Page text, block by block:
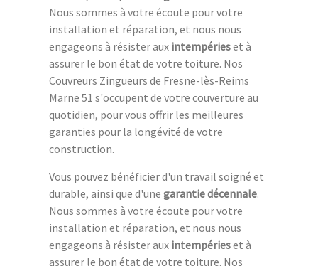
Nous sommes à votre écoute pour votre
installation et réparation, et nous nous
engageons à résister aux intempérieset à
assurer le bon état de votre toiture. Nos
Couvreurs Zingueurs de Fresne-lès-Reims
Marne 51 s'occupent de votre couverture au
quotidien, pour vous offrir les meilleures
garanties pour la longévité de votre
construction.
Vous pouvez bénéficier d'un travail soigné et
durable, ainsi que d'une garantie décennale.
Nous sommes à votre écoute pour votre
installation et réparation, et nous nous
engageons à résister aux intempérieset à
assurer le bon état de votre toiture. Nos